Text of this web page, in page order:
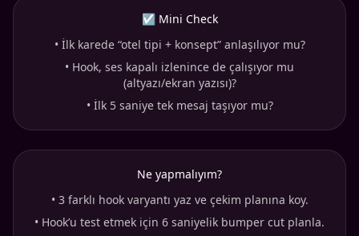
☑ Mini Check
• İlk karede “otel tipi + konsept” anlaşılıyor mu?
• Hook, ses kapalı izlenince de çalışıyor mu
(altyazı/ekran yazısı)?
• İlk 5 saniye tek mesaj taşıyor mu?
Ne yapmalıyım?
• 3 farklı hook varyantı yaz ve çekim planına koy.
• Hook’u test etmek için 6 saniyelik bumper cut planla.